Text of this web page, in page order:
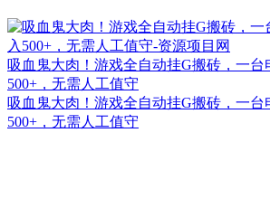
吸血鬼大肉！游戏全自动挂G搬砖，一台
500+，无需人工值守
吸血鬼大肉！游戏全自动挂G搬砖，一台
500+，无需人工值守